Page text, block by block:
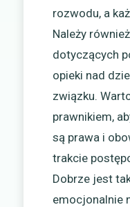
rozwodu, a
Należy
dotyczących
opieki nad
związku.
prawnikiem,
są prawa i
trakcie
Dobrze jest
emocjonalnie